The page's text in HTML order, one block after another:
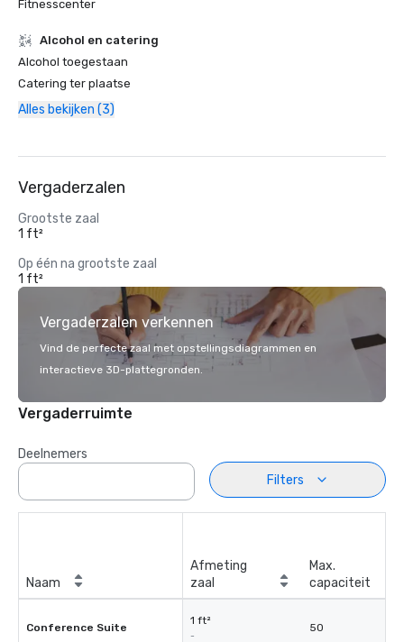
Fitnesscenter
Alcohol en catering
Alcohol toegestaan
Catering ter plaatse
Alles bekijken (3)
Vergaderzalen
Grootste zaal
1 ft²
Op één na grootste zaal
1 ft²
Vergaderzalen verkennen
Vind de perfecte zaal met opstellingsdiagrammen en
interactieve 3D-plattegronden.
Vergaderruimte
Deelnemers
Filters
Naam
Afmeting
zaal
Max.
capaciteit
Conference Suite
1 ft²
-
50